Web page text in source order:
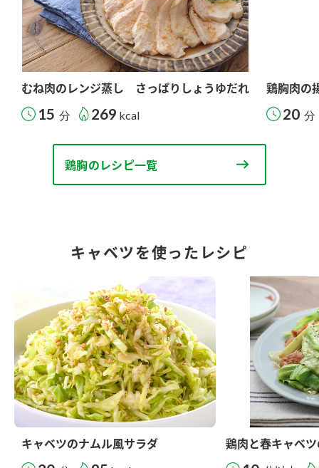
むね肉のレンジ蒸し さっぱりしょうゆだれ
15 分 269 kcal
鶏胸肉の
20 分
鶏胸のレシピ一覧
キャベツを使ったレシピ
キャベツのナムル風サラダ 鶏肉と春キャベ